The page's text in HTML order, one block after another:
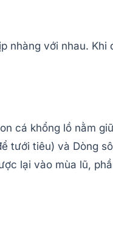
nhàng với nhau.
cá khổng lồ nằm
tưới tiêu) và Dòng
lại vào mùa lũ,